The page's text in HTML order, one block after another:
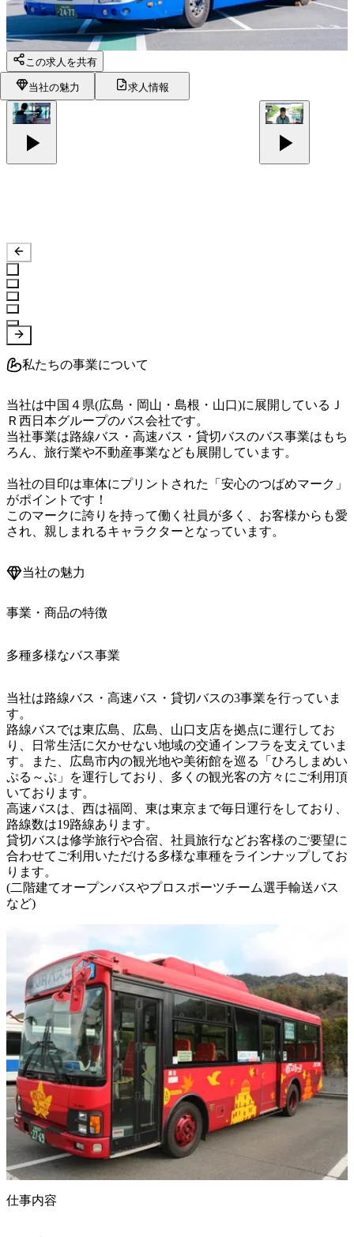
この求人を共有
当社の魅力 求人情報
私たちの事業について
当社は中国４県(広島・岡山・島根・山口)に展開しているＪ
Ｒ西日本グループのバス会社です。
当社事業は路線バス・高速バス・貸切バスのバス事業はもち
ろん、旅行業や不動産事業なども展開しています。
当社の目印は車体にプリントされた「安心のつばめマーク」
がポイントです！
このマークに誇りを持って働く社員が多く、お客様からも愛
当社の魅力
事業・商品の特徴
多種多様なバス事業
当社は路線バス・高速バス・貸切バスの3事業を行っていま
す。
路線バスでは東広島、広島、山口支店を拠点に運行してお
り、日常生活に欠かせない地域の交通インフラを支えていま
す。また、広島市内の観光地や美術館を巡る「ひろしまめい
ぷる～ぷ」を運行しており、多くの観光客の方々にご利用頂
いております。
高速バスは、西は福岡、東は東京まで毎日運行をしており、
路線数は19路線あります。
貸切バスは修学旅行や合宿、社員旅行などお客様のご要望に
合わせてご利用いただける多様な車種をラインナップしてお
ります。
(二階建てオープンバスやプロスポーツチーム選手輸送バス
など)
仕事内容